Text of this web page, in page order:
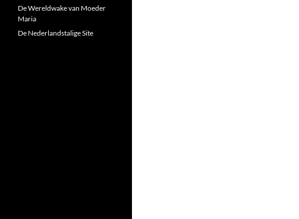
De Wereldwake van Moeder
Maria
De Nederlandstalige Site